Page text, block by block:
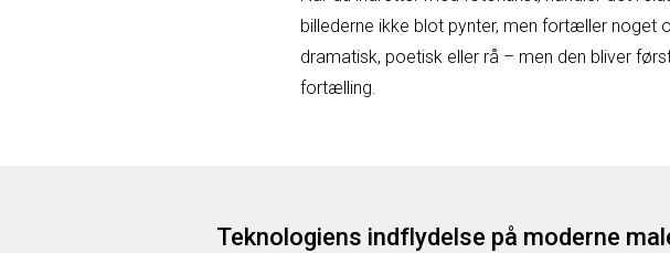
billederne ikke blot pynter, men fortæller noget
dramatisk, poetisk eller rå – men den bliver
fortælling.
Teknologiens indflydelse på moderne